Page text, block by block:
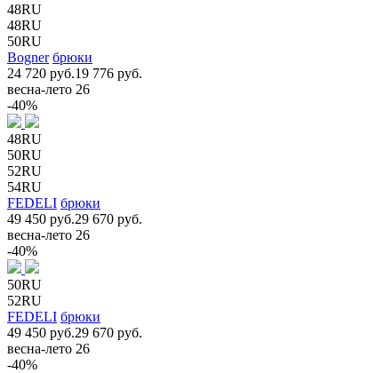
48RU
48RU
50RU
Bogner брюки
24 720 руб.19 776 руб.
весна-лето 26
-40%
48RU
50RU
52RU
54RU
FEDELI брюки
49 450 руб.29 670 руб.
весна-лето 26
-40%
50RU
52RU
FEDELI брюки
49 450 руб.29 670 руб.
весна-лето 26
-40%